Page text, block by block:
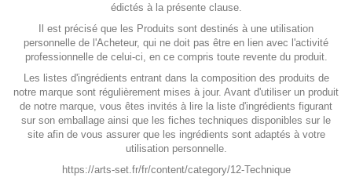
édictés à la présente clause.
Il est précisé que les Produits sont destinés à une utilisation
personnelle de l'Acheteur, qui ne doit pas être en lien avec l'activité
professionnelle de celui-ci, en ce compris toute revente du produit.
Les listes d'ingrédients entrant dans la composition des produits de
notre marque sont régulièrement mises à jour. Avant d'utiliser un produit
de notre marque, vous êtes invités à lire la liste d'ingrédients figurant
sur son emballage ainsi que les fiches techniques disponibles sur le
site afin de vous assurer que les ingrédients sont adaptés à votre
utilisation personnelle.
https://arts-set.fr/fr/content/category/12-Technique